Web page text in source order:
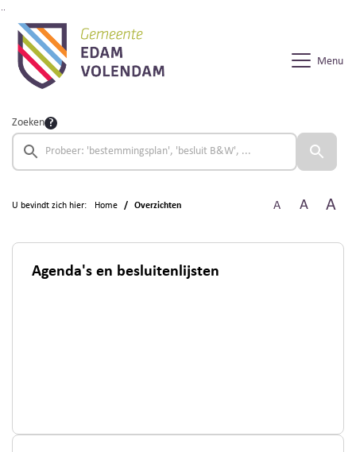
Menu
Zoeken
U bevindt zich hier: Home Overzichten A A A
Agenda's en besluitenlijsten